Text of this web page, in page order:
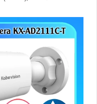
yếu hoặc ánh sáng phức